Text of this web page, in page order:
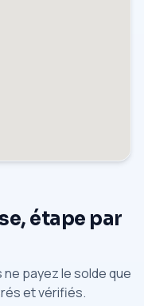
étape par
payez le solde que
et vérifiés.